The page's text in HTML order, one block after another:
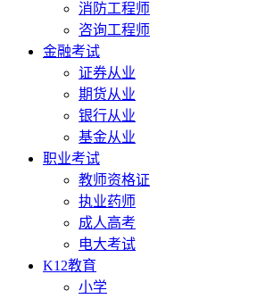
消防工程师
咨询工程师
金融考试
证券从业
期货从业
银行从业
基金从业
职业考试
教师资格证
执业药师
成人高考
电大考试
K12教育
小学